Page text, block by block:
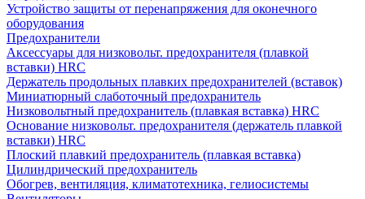
Устройство защиты от перенапряжения для оконечного
оборудования
Предохранители
Аксессуары для низковольт. предохранителя (плавкой
вставки) HRC
Держатель продольных плавких предохранителей (вставок)
Миниатюрный слаботочный предохранитель
Низковольтный предохранитель (плавкая вставка) HRC
Основание низковольт. предохранителя (держатель плавкой
вставки) HRC
Плоский плавкий предохранитель (плавкая вставка)
Цилиндрический предохранитель
Обогрев, вентиляция, климатотехника, гелиосистемы